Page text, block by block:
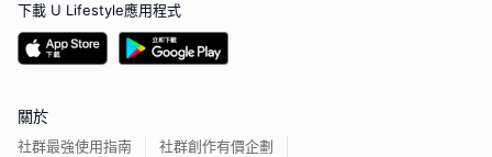
下載 U Lifestyle應用程式
關於
社群最強使用指南
社群創作有價企劃